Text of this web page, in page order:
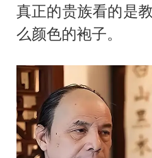
真正的贵族看的是
么颜色的袍子。